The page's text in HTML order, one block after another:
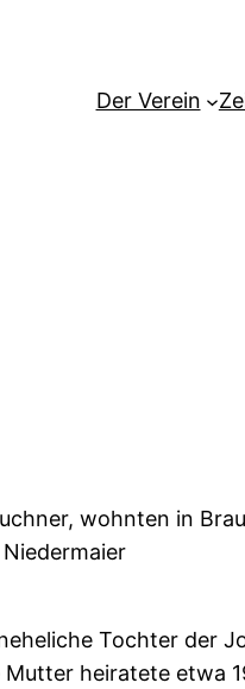
Der Verein
wohnten in
Tochter der
heiratete etwa